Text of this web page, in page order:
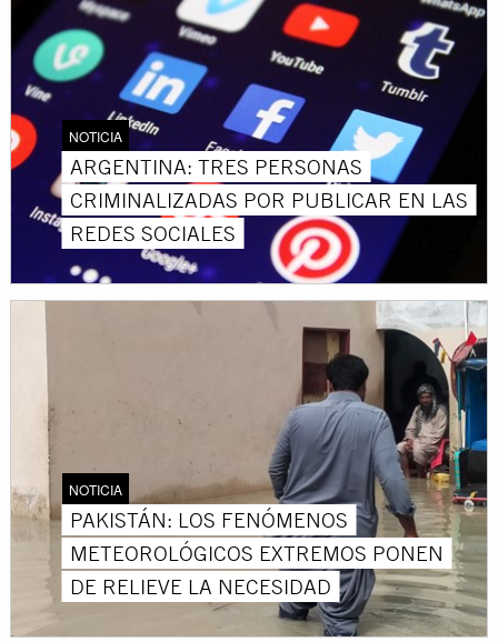
NOTICIA
ARGENTINA: TRES PERSONAS
CRIMINALIZADAS POR PUBLICAR EN LAS
REDES SOCIALES
NOTICIA
PAKISTÁN: LOS FENÓMENOS
METEOROLÓGICOS EXTREMOS PONEN
DE RELIEVE LA NECESIDAD